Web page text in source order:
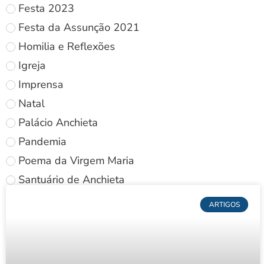
ARTIGOS
Festa 2023
Festa da Assunção 2021
Homilia e Reflexões
Igreja
Imprensa
Natal
Palácio Anchieta
Pandemia
Poema da Virgem Maria
Santuário de Anchieta